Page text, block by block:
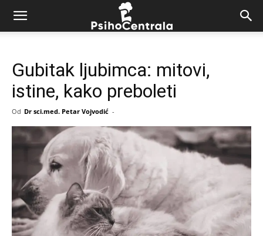
Gubitak ljubimca: mitovi,
istine, kako preboleti
Od Dr sci.med. Petar Vojvodić -